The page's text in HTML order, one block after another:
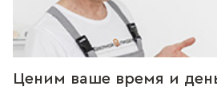
Ценим ваше время и